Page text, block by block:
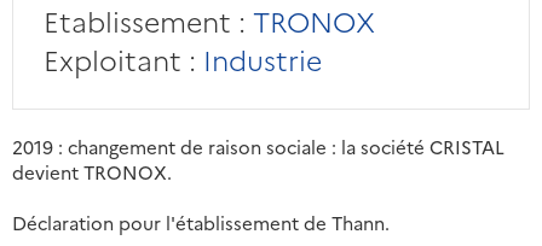
Etablissement : TRONOX
Exploitant : Industrie
2019 : changement de raison sociale : la société CRISTAL
devient TRONOX.
Déclaration pour l'établissement de Thann.